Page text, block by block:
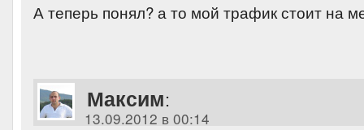
А теперь понял? а то мой трафик стоит на
Максим:
13.09.2012 в 00:14